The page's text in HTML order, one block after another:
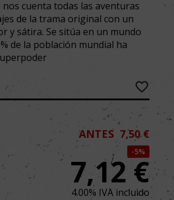
cuenta todas las aventuras
de la trama original con un
y sátira. Se sitúa en un mundo
de la población mundial ha
ANTES 7,50 €
5%
7,12 €
4.00% IVA incluido